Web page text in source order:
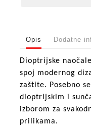
Opis Dodatne
Dioptrijske
spoj modernog
zaštite. Posebno
dioptrijskim i
izborom za
prilikama.